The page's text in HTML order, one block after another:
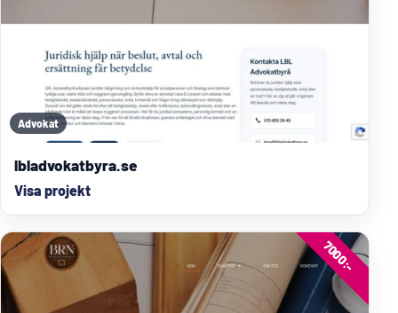
Advokat
lbladvokatbyra.se
Visa projekt
7000:-